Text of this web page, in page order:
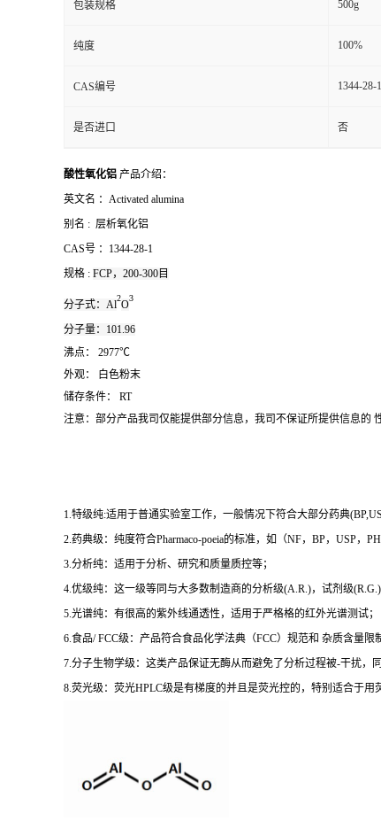
包装规格 500g
纯度 100%
CAS编号 1344-28-1
是否进口 否
酸性氧化铝 产品介绍：
英文名 ： Activated alumina
别名 : 层析氧化铝
CAS号 ： 1344-28-1
规格 : FCP，200-300目
分子式： Al
2
O
3
分子量： 101.96
沸点： 2977℃
外观： 白色粉末
储存条件： RT
注意：部分产品我司仅能提供部分信息，我司不保证所提供信息的
1.特级纯:适用于普通实验室工作，一般情况下符合大部分药典
2.药典级：纯度符合Pharmaco-poeia的标准，如（NF，BP，USP，
3.分析纯：适用于分析、研究和质量质控等；
4.优级纯：这一级等同与大多数制造商的分析级(A.R.)，试剂级(R.G.)
5.光谱纯：有很高的紫外线通透性，适用于严格格的红外光谱测试；
6.食品/ FCC级：产品符合食品化学法典（FCC）规范和 杂质含量限
7.分子生物学级：这类产品保证无酶从而避免了分析过程被-干扰，
8.荧光级：荧光HPLC级是有梯度的并且是荧光控的，特别适合于用